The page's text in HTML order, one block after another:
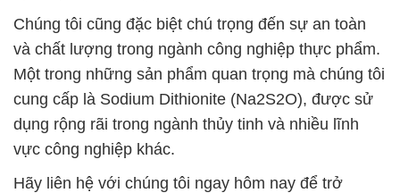
Chúng tôi cũng đặc biệt chú trọng đến sự an toàn
và chất lượng trong ngành công nghiệp thực phẩm.
Một trong những sản phẩm quan trọng mà chúng tôi
cung cấp là Sodium Dithionite (Na2S2O), được sử
dụng rộng rãi trong ngành thủy tinh và nhiều lĩnh
vực công nghiệp khác.
Hãy liên hệ với chúng tôi ngay hôm nay để trở